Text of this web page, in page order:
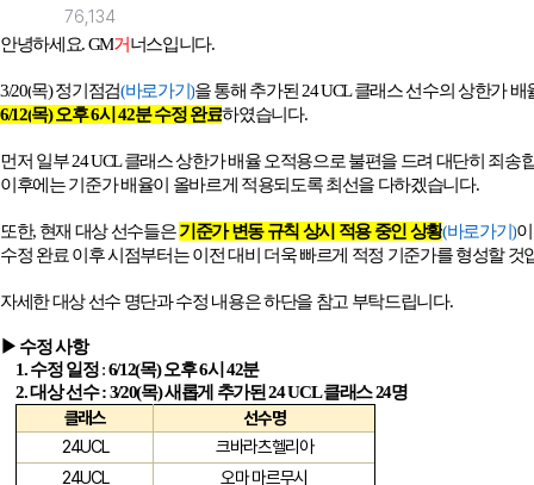
76,134
안녕하세요. GM거너스입니다.
3/20(목)정기점검(바로가기)을 통해 추가된 24 UCL클래스 선수의 상한가
6/12(목)오후6시42분 수정 완료하였습니다.
먼저 일부24 UCL클래스 상한가 배율 오적용으로 불편을 드려 대단히 죄송
이후에는 기준가 배율이 올바르게 적용되도록 최선을 다하겠습니다.
또한, 현재 대상 선수들은기준가 변동 규칙 상시 적용 중인 상황(바로가기)
수정 완료 이후 시점부터는 이전 대비 더욱 빠르게 적정 기준가를 형성할 것
자세한 대상 선수 명단과 수정 내용은 하단을 참고 부탁드립니다.
▶ 수정 사항
1.수정 일정:6/12(목)오후6시 42분
2.대상 선수: 3/20(목)새롭게 추가된 24 UCL클래스24명
클래스
선수명
24UCL
크바라츠헬리아
24UCL
오마 마르무시